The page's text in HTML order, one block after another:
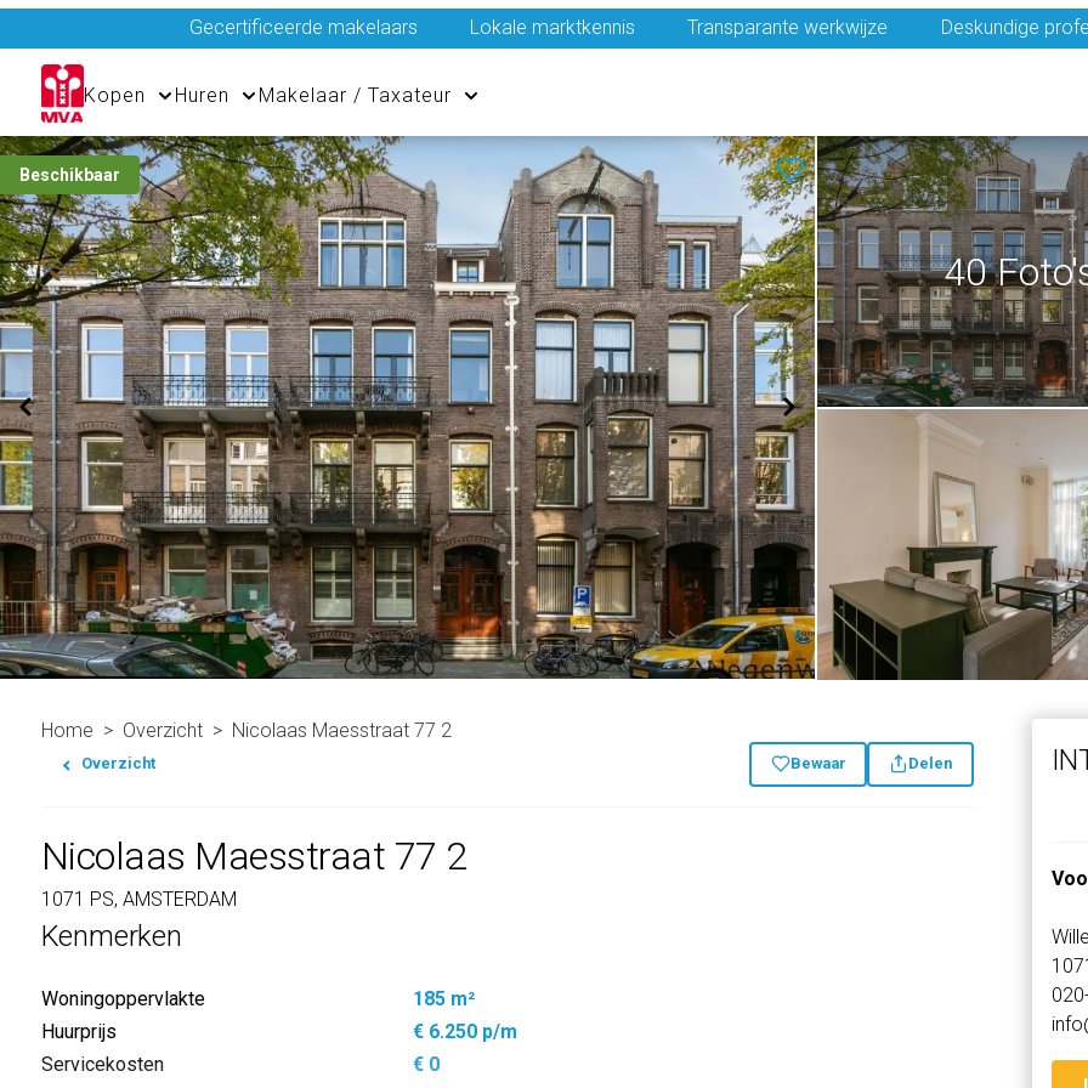
Gecertificeerde makelaars Lokale marktkennis Transparante werkwijze Deskundige
Kopen Huren Makelaar / Taxateur
Beschikbaar
40
Home Overzicht Nicolaas Maesstraat 77 2
Overzicht Bewaar Delen
Nicolaas Maesstraat 77 2
1071 PS, AMSTERDAM
Kenmerken
Woningoppervlakte
185 m²
Huurprijs
€ 6.250 p/m
Servicekosten
€ 0